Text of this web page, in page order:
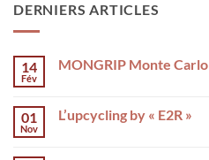
DERNIERS ARTICLES
14
Fév
MONGRIP Monte Carlo
01
Nov
L’upcycling by « E2R »